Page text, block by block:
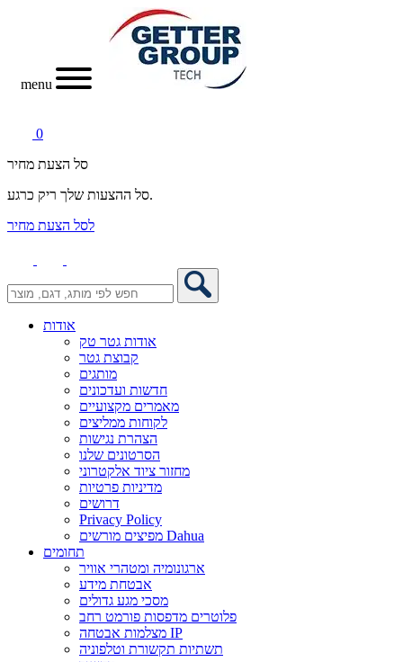
menu
0
סל הצעת מחיר
סל ההצעות שלך ריק כרגע.
לסל הצעת מחיר
אודות
אודות גטר טק
קבוצת גטר
מותגים
חדשות ועדכונים
מאמרים מקצועיים
לקוחות ממליצים
הצהרת נגישות
הסרטונים שלנו
מחזור ציוד אלקטרוני
מדיניות פרטיות
דרושים
Privacy Policy
מפיצים מורשים Dahua
תחומים
ארגונומיה ומטהרי אוויר
אבטחת מידע
מסכי מגע גדולים
פלוטרים מדפסות פורמט רחב
מצלמות אבטחה IP
תשתיות תקשורת וטלפוניה